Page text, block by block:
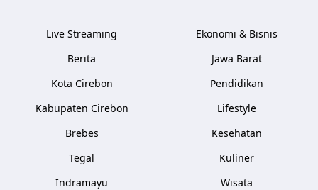
Live Streaming
Berita
Kota Cirebon
Kabupaten Cirebon
Brebes
Tegal
Indramayu
Ekonomi & Bisnis
Jawa Barat
Pendidikan
Lifestyle
Kesehatan
Kuliner
Wisata